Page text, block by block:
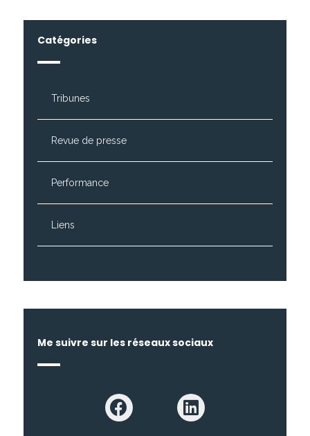
Catégories
Tribunes
Revue de presse
Performance
Liens
Me suivre sur les réseaux sociaux